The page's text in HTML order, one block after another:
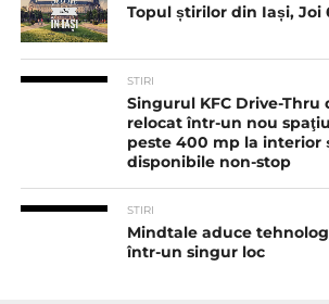
Topul știrilor din Iași, Joi
STIRI
Singurul KFC Drive-Thru
relocat într-un nou
peste 400 mp la interior
disponibile non-stop
STIRI
Mindtale aduce
într-un singur loc